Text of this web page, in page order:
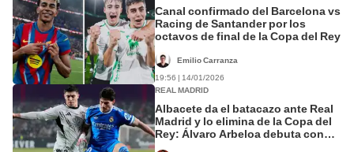
Canal confirmado del Barcelona vs
Racing de Santander por los
octavos de final de la Copa del Rey
Emilio Carranza
19:56 | 14/01/2026
REAL MADRID
Albacete da el batacazo ante Real
Madrid y lo elimina de la Copa del
Rey: Álvaro Arbeloa debuta con